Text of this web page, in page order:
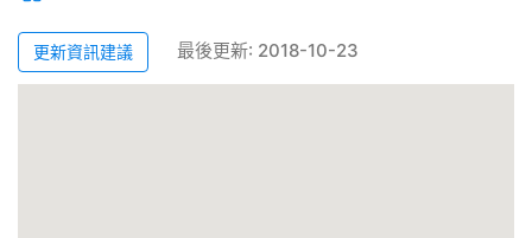
更新資訊建議 最後更新: 2018-10-23